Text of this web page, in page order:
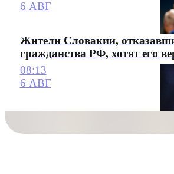
6 АВГ
Жители Словакии,
гражданства РФ, хотят его
08:13
6 АВГ